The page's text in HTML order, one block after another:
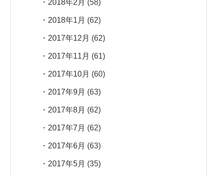
2018年2月 (58)
2018年1月 (62)
2017年12月 (62)
2017年11月 (61)
2017年10月 (60)
2017年9月 (63)
2017年8月 (62)
2017年7月 (62)
2017年6月 (63)
2017年5月 (35)